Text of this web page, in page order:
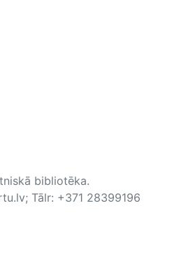
bibliotēka.
Tālr: +371 28399196